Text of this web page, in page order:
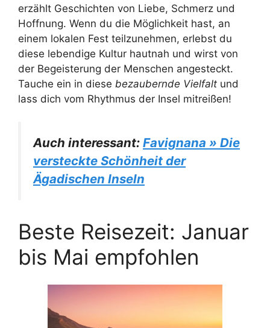
erzählt Geschichten von Liebe, Schmerz und
Hoffnung. Wenn du die Möglichkeit hast, an
einem lokalen Fest teilzunehmen, erlebst du
diese lebendige Kultur hautnah und wirst von
der Begeisterung der Menschen angesteckt.
Tauche ein in diese bezaubernde Vielfalt und
lass dich vom Rhythmus der Insel mitreißen!
Auch interessant: Favignana » Die
versteckte Schönheit der
Ägadischen Inseln
Beste Reisezeit: Januar
bis Mai empfohlen